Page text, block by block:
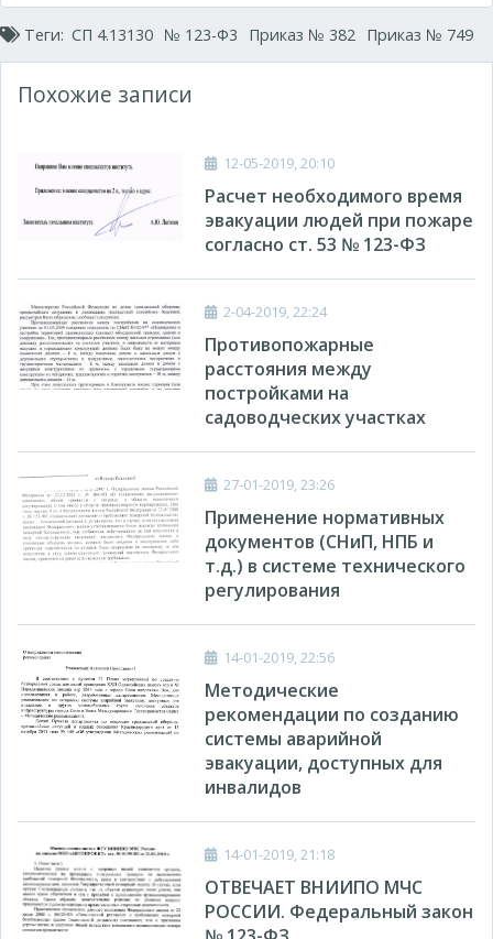
Теги: СП 4.13130 № 123-Ф3 Приказ № 382 Приказ № 749
Похожие записи
12-05-2019, 20:10
Расчет необходимого время
эвакуации людей при пожаре
согласно ст. 53 № 123-ФЗ
2-04-2019, 22:24
Противопожарные
расстояния между
постройками на
садоводческих участках
27-01-2019, 23:26
Применение нормативных
документов (СНиП, НПБ и
т.д.) в системе технического
регулирования
14-01-2019, 22:56
Методические
рекомендации по созданию
системы аварийной
эвакуации, доступных для
инвалидов
14-01-2019, 21:18
ОТВЕЧАЕТ ВНИИПО МЧС
РОССИИ. Федеральный закон